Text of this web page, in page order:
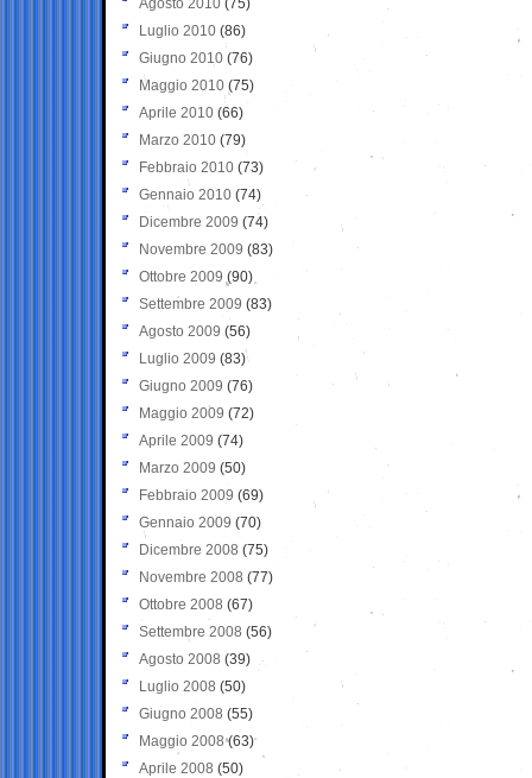
Agosto 2010 (75)
Luglio 2010 (86)
Giugno 2010 (76)
Maggio 2010 (75)
Aprile 2010 (66)
Marzo 2010 (79)
Febbraio 2010 (73)
Gennaio 2010 (74)
Dicembre 2009 (74)
Novembre 2009 (83)
Ottobre 2009 (90)
Settembre 2009 (83)
Agosto 2009 (56)
Luglio 2009 (83)
Giugno 2009 (76)
Maggio 2009 (72)
Aprile 2009 (74)
Marzo 2009 (50)
Febbraio 2009 (69)
Gennaio 2009 (70)
Dicembre 2008 (75)
Novembre 2008 (77)
Ottobre 2008 (67)
Settembre 2008 (56)
Agosto 2008 (39)
Luglio 2008 (50)
Giugno 2008 (55)
Maggio 2008(63)
Aprile 2008 (50)